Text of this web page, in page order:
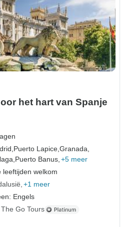
het hart van Spanje
Puerto Lapice,Granada,
Puerto Banus, +5 meer
leeftijden welkom
+1 meer
Engels
Go Tours